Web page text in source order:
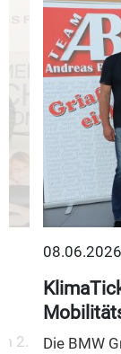
2.
08.06.2026
Die BMW